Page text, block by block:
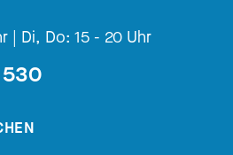
| Di, Do: 15 - 20 Uhr